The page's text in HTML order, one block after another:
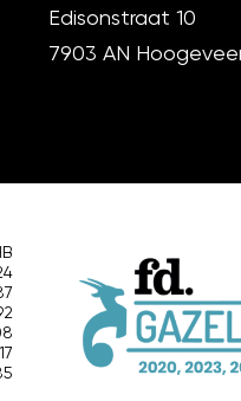
Edisonstraat 10
7903 AN